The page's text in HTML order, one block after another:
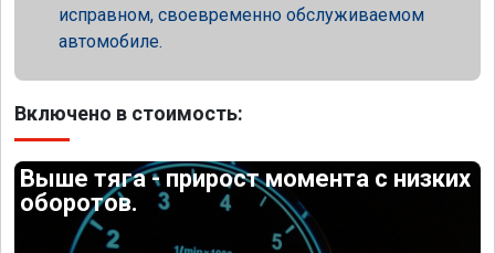
исправном, своевременно обслуживаемом
автомобиле.
Включено в стоимость:
Выше тяга - прирост момента с низких
оборотов.